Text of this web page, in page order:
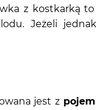
z kostkarką to
Jeżeli
jest z